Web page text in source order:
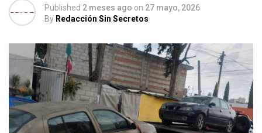
Published 2 meses ago on 27 mayo, 2026
By Redacción Sin Secretos